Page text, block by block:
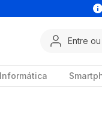
Entre
Informática